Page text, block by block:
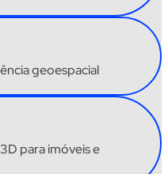
geoespacial
para imóveis e